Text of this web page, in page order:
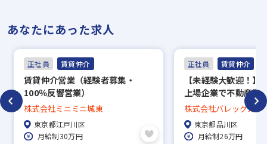
あなたにあった求人
正社員 賃貸仲介
賃貸仲介営業（経験者募集・
100％反響営業）
株式会社ミニミニ城東
東京都江戸川区
月給制30万円
正社員 賃貸仲介
【未経験大歓迎！】
上場企業で不動産営
ューしませんか？ |
産仲介 | 完全週休2日
ノー残業デー有り |
株式会社バレッグス
東京都品川区
月給制26万円